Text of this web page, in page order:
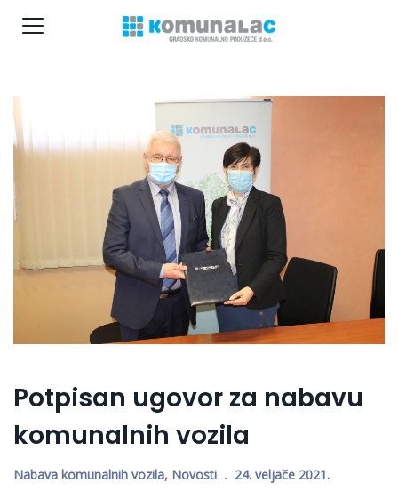
Potpisan ugovor za nabavu
komunalnih vozila
Nabava komunalnih vozila, Novosti 24. veljače 2021.